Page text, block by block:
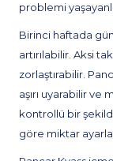
problemi
Birinci haftada
artırılabilir. Aksi
zorlaştırabilir.
aşırı uyarabilir ve
kontrollü bir
göre miktar